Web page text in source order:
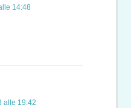
14:48
alle 19:42